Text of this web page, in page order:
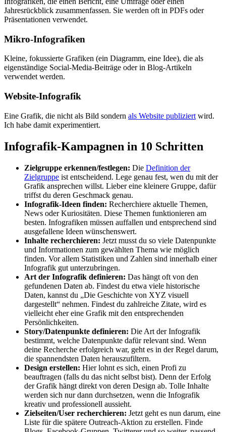
Jahresrückblick zusammenfassen. Sie werden oft in PDFs oder
Präsentationen verwendet.
Mikro-Infografiken
Kleine, fokussierte Grafiken (ein Diagramm, eine Idee), die als
eigenständige Social-Media-Beiträge oder in Blog-Artikeln
verwendet werden.
Website-Infografik
Eine Grafik, die nicht als Bild sondern als Website publiziert wird.
Ich habe damit experimentiert.
Infografik-Kampagnen in 10 Schritten
Zielgruppe erkennen/festlegen: Die Definition der
Zielgruppe ist entscheidend. Lege genau fest, wen du mit der
Grafik ansprechen willst. Lieber eine kleinere Gruppe, dafür
triffst du deren Geschmack genau.
Infografik-Ideen finden: Recherchiere aktuelle Themen,
News oder Kuriositäten. Diese Themen funktionieren am
besten. Infografiken müssen auffallen und entsprechend sind
ausgefallene Ideen wünschenswert.
Inhalte recherchieren: Jetzt musst du so viele Datenpunkte
und Informationen zum gewählten Thema wie möglich
finden. Vor allem Statistiken und Zahlen sind innerhalb einer
Infografik gut unterzubringen.
Art der Infografik definieren: Das hängt oft von den
gefundenen Daten ab. Findest du etwa viele historische
Daten, kannst du „Die Geschichte von XYZ visuell
dargestellt“ nehmen. Findest du zahlreiche Zitate, wird es
vielleicht eher eine Grafik mit den entsprechenden
Persönlichkeiten.
Story/Datenpunkte definieren: Die Art der Infografik
bestimmt, welche Datenpunkte dafür relevant sind. Wenn
deine Recherche erfolgreich war, geht es in der Regel darum,
die spannendsten Daten herauszufiltern.
Design erstellen: Hier lohnt es sich, einen Profi zu
beauftragen (falls du das nicht selbst bist). Denn der Erfolg
der Grafik hängt direkt von deren Design ab. Tolle Inhalte
werden sich nur dann durchsetzen, wenn die Infografik
kreativ und professionell aussieht.
Zielseiten/User recherchieren: Jetzt geht es nun darum, eine
Liste für die spätere Outreach-Aktion zu erstellen. Finde